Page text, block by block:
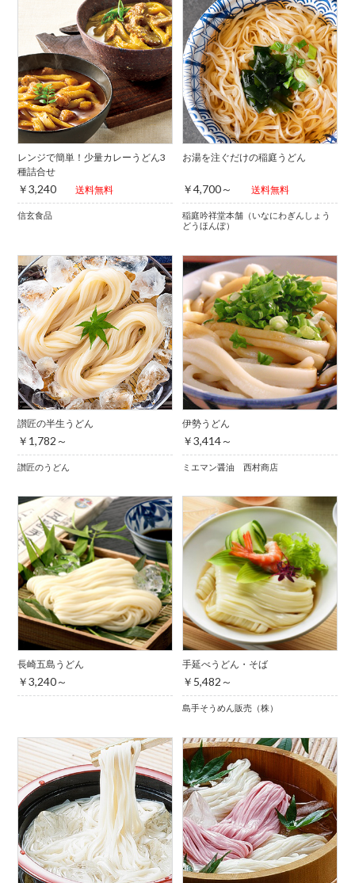
レンジで簡単！少量カレーうどん3
種詰合せ
￥3,240 送料無料
信玄食品
お湯を注ぐだけの稲庭うどん
￥4,700～ 送料無料
稲庭吟祥堂本舗（いなにわぎんしょう
どうほんぽ）
讃匠の半生うどん
￥1,782～
讃匠のうどん
伊勢うどん
￥3,414～
ミエマン醤油 西村商店
長崎五島うどん
￥3,240～
手延べうどん・そば
￥5,482～
島手そうめん販売（株）